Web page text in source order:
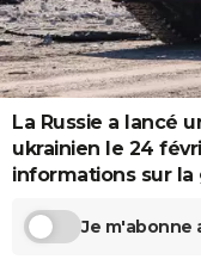
Destinations
City break
Voyage nature
Voyage de noces
Forum
Climat
+
PHOTO
GUIDES D'ACHAT
BONS PLANS
CARTE DE VOEUX
Carte de Noël
Carte Bonne année
Carte Saint-Valentin
Carte Pâques
Carte d'anniversaire
DICTIONNAIRE
La Russie a lancé
ukrainien le 24
informations sur la
Je m'abonne